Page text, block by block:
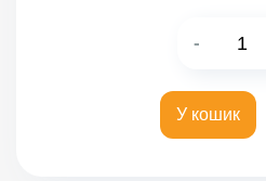
-
У кошик